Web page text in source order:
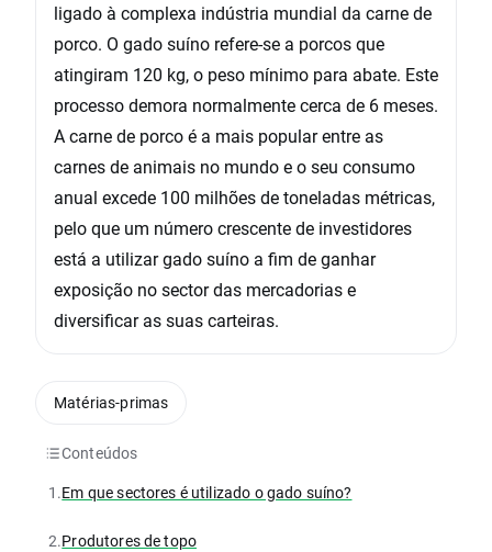
ligado à complexa indústria mundial da carne de
porco. O gado suíno refere-se a porcos que
atingiram 120 kg, o peso mínimo para abate. Este
processo demora normalmente cerca de 6 meses.
A carne de porco é a mais popular entre as
carnes de animais no mundo e o seu consumo
anual excede 100 milhões de toneladas métricas,
pelo que um número crescente de investidores
está a utilizar gado suíno a fim de ganhar
exposição no sector das mercadorias e
diversificar as suas carteiras.
Conteúdos
1.Em que sectores é utilizado o gado suíno?
2.Produtores de topo
Matérias-primas